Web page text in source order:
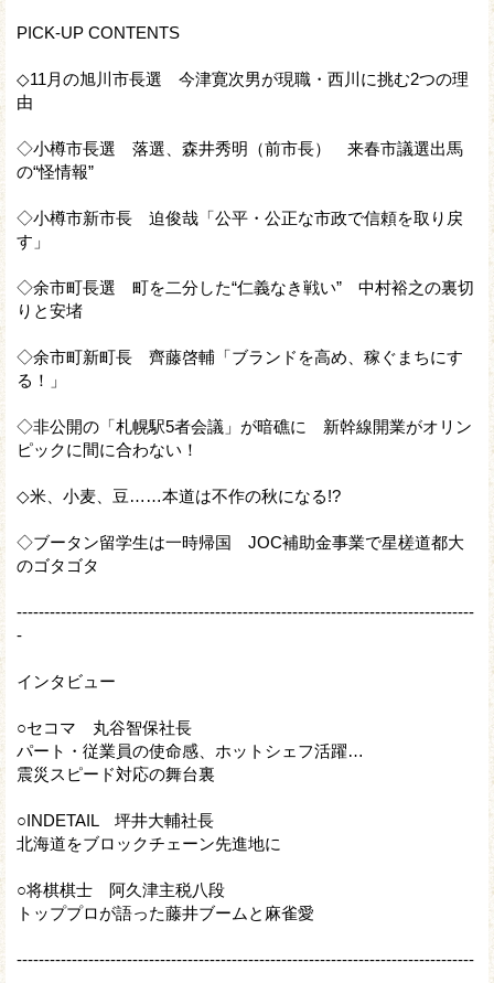
PICK-UP CONTENTS
◇11月の旭川市長選 今津寛次男が現職・西川に挑む2つの理
由
◇小樽市長選 落選、森井秀明（前市長） 来春市議選出馬
の“怪情報”
◇小樽市新市長 迫俊哉「公平・公正な市政で信頼を取り戻
す」
◇余市町長選 町を二分した“仁義なき戦い” 中村裕之の裏切
りと安堵
◇余市町新町長 齊藤啓輔「ブランドを高め、稼ぐまちにす
る！」
◇非公開の「札幌駅5者会議」が暗礁に 新幹線開業がオリン
ピックに間に合わない！
◇米、小麦、豆……本道は不作の秋になる!?
◇ブータン留学生は一時帰国 JOC補助金事業で星槎道都大
のゴタゴタ
-----------------------------------------------------------------------------------
-
インタビュー
○セコマ 丸谷智保社長
パート・従業員の使命感、ホットシェフ活躍…
震災スピード対応の舞台裏
○INDETAIL 坪井大輔社長
北海道をブロックチェーン先進地に
○将棋棋士 阿久津主税八段
トッププロが語った藤井ブームと麻雀愛
-----------------------------------------------------------------------------------